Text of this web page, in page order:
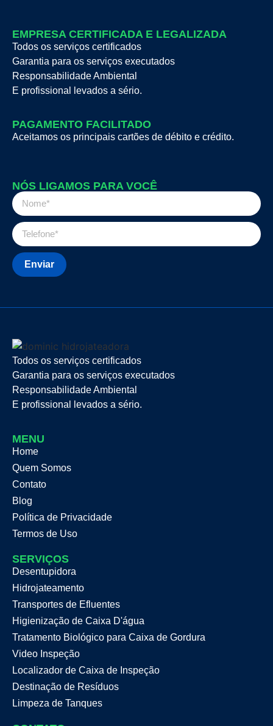
EMPRESA CERTIFICADA E LEGALIZADA
Todos os serviços certificados
Garantia para os serviços executados
Responsabilidade Ambiental
E profissional levados a sério.
PAGAMENTO FACILITADO
Aceitamos os principais cartões de débito e crédito.
NÓS LIGAMOS PARA VOCÊ
Enviar
Todos os serviços certificados
Garantia para os serviços executados
Responsabilidade Ambiental
E profissional levados a sério.
MENU
Home
Quem Somos
Contato
Blog
Política de Privacidade
Termos de Uso
SERVIÇOS
Desentupidora
Hidrojateamento
Transportes de Efluentes
Higienização de Caixa D'água
Tratamento Biológico para Caixa de Gordura
Video Inspeção
Localizador de Caixa de Inspeção
Destinação de Resíduos
Limpeza de Tanques